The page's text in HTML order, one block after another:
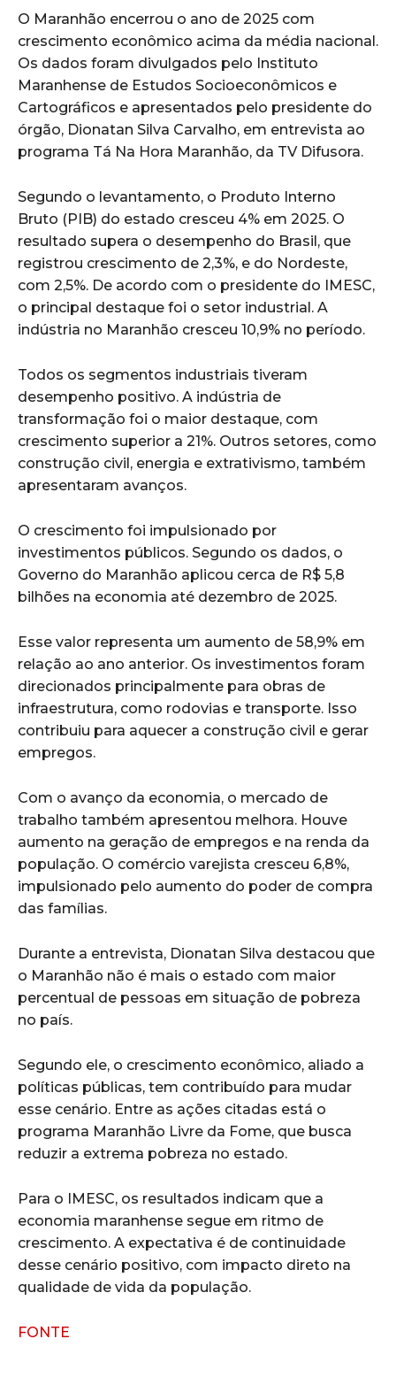
O Maranhão encerrou o ano de 2025 com
crescimento econômico acima da média nacional.
Os dados foram divulgados pelo Instituto
Maranhense de Estudos Socioeconômicos e
Cartográficos e apresentados pelo presidente do
órgão, Dionatan Silva Carvalho, em entrevista ao
programa Tá Na Hora Maranhão, da TV Difusora.
Segundo o levantamento, o Produto Interno
Bruto (PIB) do estado cresceu 4% em 2025. O
resultado supera o desempenho do Brasil, que
registrou crescimento de 2,3%, e do Nordeste,
com 2,5%. De acordo com o presidente do IMESC,
o principal destaque foi o setor industrial. A
indústria no Maranhão cresceu 10,9% no período.
Todos os segmentos industriais tiveram
desempenho positivo. A indústria de
transformação foi o maior destaque, com
crescimento superior a 21%. Outros setores, como
construção civil, energia e extrativismo, também
apresentaram avanços.
O crescimento foi impulsionado por
investimentos públicos. Segundo os dados, o
Governo do Maranhão aplicou cerca de R$ 5,8
bilhões na economia até dezembro de 2025.
Esse valor representa um aumento de 58,9% em
relação ao ano anterior. Os investimentos foram
direcionados principalmente para obras de
infraestrutura, como rodovias e transporte. Isso
contribuiu para aquecer a construção civil e gerar
empregos.
Com o avanço da economia, o mercado de
trabalho também apresentou melhora. Houve
aumento na geração de empregos e na renda da
população. O comércio varejista cresceu 6,8%,
impulsionado pelo aumento do poder de compra
das famílias.
Durante a entrevista, Dionatan Silva destacou que
o Maranhão não é mais o estado com maior
percentual de pessoas em situação de pobreza
no país.
Segundo ele, o crescimento econômico, aliado a
políticas públicas, tem contribuído para mudar
esse cenário. Entre as ações citadas está o
programa Maranhão Livre da Fome, que busca
reduzir a extrema pobreza no estado.
Para o IMESC, os resultados indicam que a
economia maranhense segue em ritmo de
crescimento. A expectativa é de continuidade
desse cenário positivo, com impacto direto na
qualidade de vida da população.
FONTE